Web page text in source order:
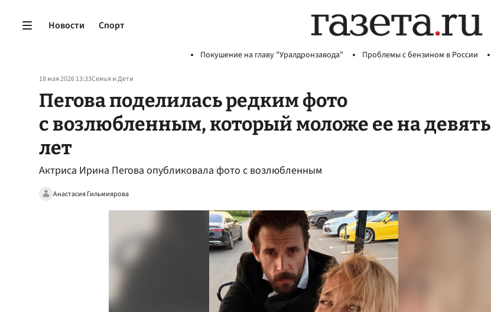
Новости Спорт
Покушение на главу "Уралдронзавода" Проблемы с бензином в России
18 мая 2026 13:33Семья и Дети
Пегова поделилась редким фото
с возлюбленным, который моложе ее на девять
лет
Актриса Ирина Пегова опубликовала фото с возлюбленным
Анастасия Гильмиярова